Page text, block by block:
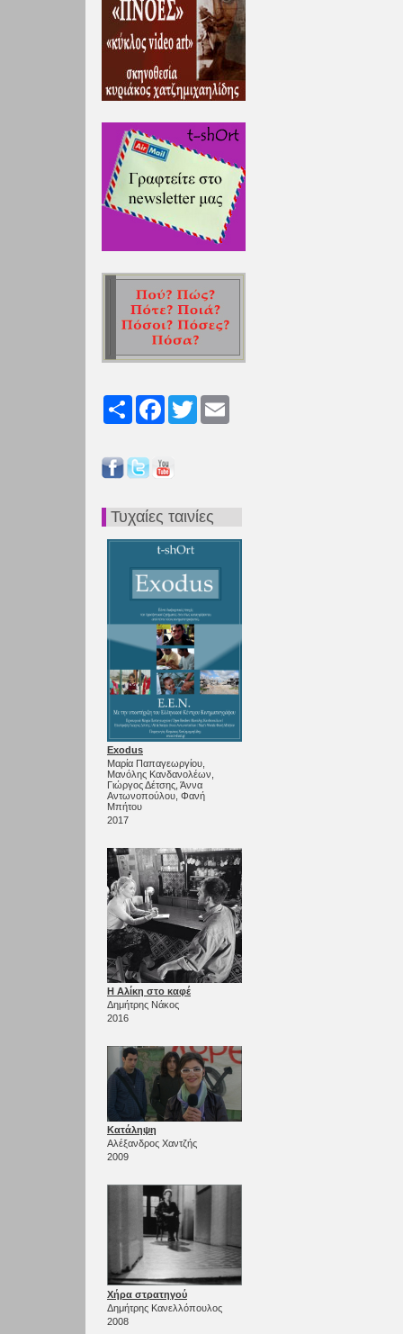
Share FacebookTwitter
Τυχαίες ταινίες
Exodus
Μαρία Παπαγεωργίου,
Μανόλης Κανδανολέων,
Γιώργος Δέτσης, Άννα
Αντωνοπούλου, Φανή
Μπήτου
2017
Η Αλίκη στο καφέ
Δημήτρης Νάκος
2016
Κατάληψη
Αλέξανδρος Χαντζής
2009
Χήρα στρατηγού
Δημήτρης Κανελλόπουλος
2008